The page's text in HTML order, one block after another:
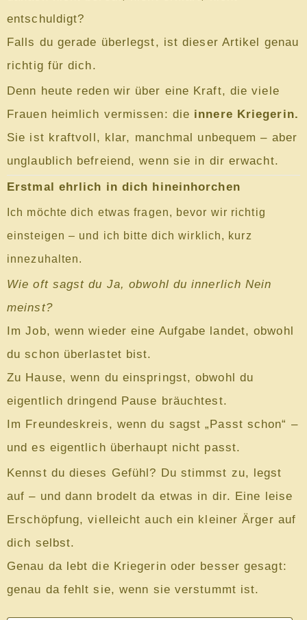
entschuldigt?
Falls du gerade überlegst, ist dieser Artikel genau
richtig für dich.
Denn heute reden wir über eine Kraft, die viele
Frauen heimlich vermissen: die innere Kriegerin.
Sie ist kraftvoll, klar, manchmal unbequem – aber
unglaublich befreiend, wenn sie in dir erwacht.
Erstmal ehrlich in dich hineinhorchen
Ich möchte dich etwas fragen, bevor wir richtig
einsteigen – und ich bitte dich wirklich, kurz
innezuhalten.
Wie oft sagst du Ja, obwohl du innerlich Nein
meinst?
Im Job, wenn wieder eine Aufgabe landet, obwohl
du schon überlastet bist.
Zu Hause, wenn du einspringst, obwohl du
eigentlich dringend Pause bräuchtest.
Im Freundeskreis, wenn du sagst „Passt schon“ –
und es eigentlich überhaupt nicht passt.
Kennst du dieses Gefühl? Du stimmst zu, legst
auf – und dann brodelt da etwas in dir. Eine leise
Erschöpfung, vielleicht auch ein kleiner Ärger auf
dich selbst.
Genau da lebt die Kriegerin oder besser gesagt:
genau da fehlt sie, wenn sie verstummt ist.